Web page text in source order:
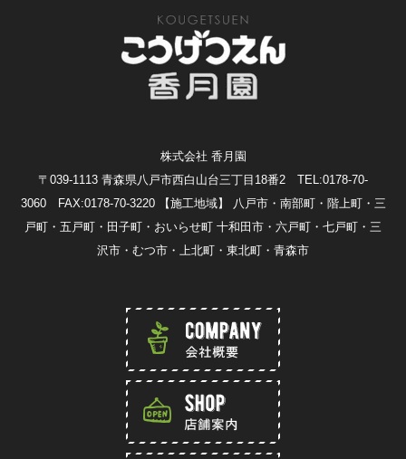
株式会社 香月園
〒039-1113 青森県八戸市西白山台三丁目18番2 TEL:0178-70-
3060 FAX:0178-70-3220
【施工地域】 八戸市・南部町・階上町・三
戸町・五戸町・田子町・おいらせ町 十和田市・六戸町・七戸町・三
沢市・むつ市・上北町・東北町・青森市